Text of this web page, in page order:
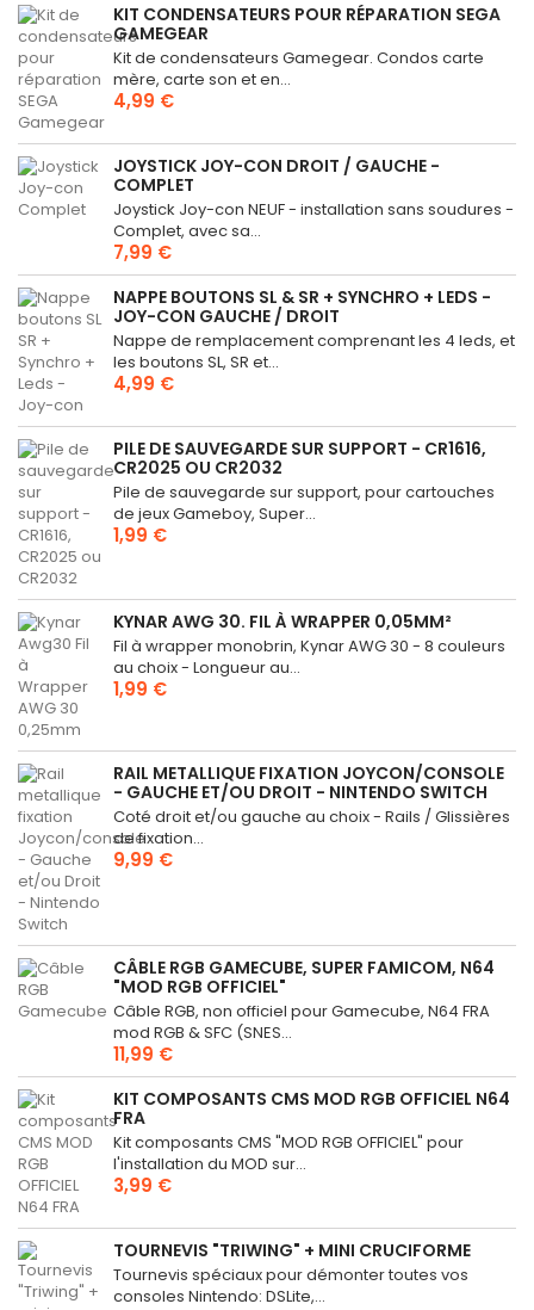
KIT CONDENSATEURS POUR RÉPARATION SEGA
GAMEGEAR
Kit de condensateurs Gamegear. Condos carte
mère, carte son et en...
4,99 €
JOYSTICK JOY-CON DROIT / GAUCHE -
COMPLET
Joystick Joy-con NEUF - installation sans soudures -
Complet, avec sa...
7,99 €
NAPPE BOUTONS SL & SR + SYNCHRO + LEDS -
JOY-CON GAUCHE / DROIT
Nappe de remplacement comprenant les 4 leds, et
les boutons SL, SR et...
4,99 €
PILE DE SAUVEGARDE SUR SUPPORT - CR1616,
CR2025 OU CR2032
Pile de sauvegarde sur support, pour cartouches
de jeux Gameboy, Super...
1,99 €
KYNAR AWG 30. FIL À WRAPPER 0,05MM²
Fil à wrapper monobrin, Kynar AWG 30 - 8 couleurs
au choix - Longueur au...
1,99 €
RAIL METALLIQUE FIXATION JOYCON/CONSOLE
- GAUCHE ET/OU DROIT - NINTENDO SWITCH
Coté droit et/ou gauche au choix - Rails / Glissières
de fixation...
9,99 €
CÂBLE RGB GAMECUBE, SUPER FAMICOM, N64
"MOD RGB OFFICIEL"
Câble RGB, non officiel pour Gamecube, N64 FRA
mod RGB & SFC (SNES...
11,99 €
KIT COMPOSANTS CMS MOD RGB OFFICIEL N64
FRA
Kit composants CMS "MOD RGB OFFICIEL" pour
l'installation du MOD sur...
3,99 €
TOURNEVIS "TRIWING" + MINI CRUCIFORME
Tournevis spéciaux pour démonter toutes vos
consoles Nintendo: DSLite,...